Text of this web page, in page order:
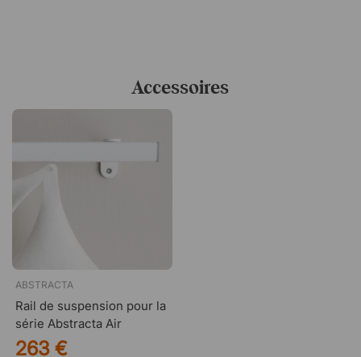
Un design flexible avec de nombreuses possibilités
Les modules sont conçus comme des feuilles stylisées et
de créer différentes expressions visuelles. Cela permet
d’adapter l’installation à la configuration de la pièce et de
créer des installations à la fois discrètes ou plus
10 feuilles. L’installation est simple grâce aux clips en
plastique fournis qui maintiennent les modules en place.
Pour la suspension, un rail est nécessaire et doit être
acheté séparément, ce qui offre une grande flexibilité
dans la conception de l’installation.
Accessoires
ABSTRACTA
Rail de suspension pour la
série Abstracta Air
263 €